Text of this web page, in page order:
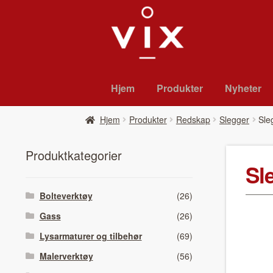
til
navigasjon
til
innhold
Hjem Pro­duk­ter Nyheter
Hjem Pro­duk­ter Redskap Slegger
Pro­duk­tkat­e­gori­er
Bolteverktøy
(26)
Gass
(26)
Lysarmaturer og tilbehør
(69)
Malerverktøy
(56)